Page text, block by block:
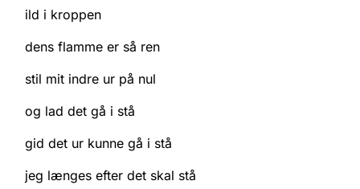
ild i kroppen
dens flamme er så ren
stil mit indre ur på nul
og lad det gå i stå
gid det ur kunne gå i stå
jeg længes efter det skal stå